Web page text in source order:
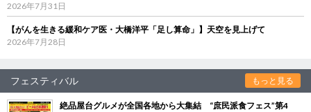
2026年7月31日
【がんを生きる緩和ケア医・大橋洋平「足し算命」】天空を見上げて
2026年7月28日
フェスティバル もっと見る
絶品屋台グルメが全国各地から大集結 “庶民派食フェス”第4